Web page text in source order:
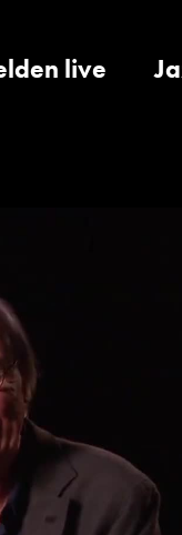
live